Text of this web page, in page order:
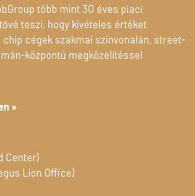
több mint 30 éves piaci
teszi, hogy kivételes értéket
cégek szakmai színvonalán, street-
központú megközelítéssel
»
Center)
Lion Office)